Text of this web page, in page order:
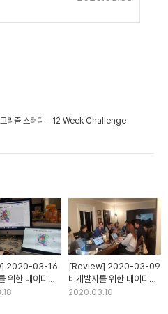
즘 스터디 – 12 Week Challenge
2020-03-16
위한 데이터
Week
[Review] 2020-03-09
비개발자를 위한 데이터
스터디 – 7 Week
2020.03.10